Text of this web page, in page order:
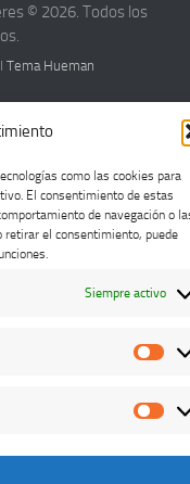
como las cookies para
El consentimiento de estas
de navegación o
retirar el consentimiento, puede
Siempre activo
© 2026. Todos los
Tema Hueman